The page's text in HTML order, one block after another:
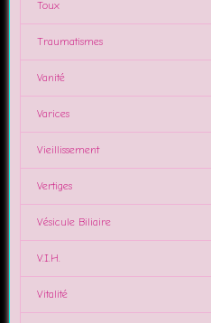
Toux
Traumatismes
Vanité
Varices
Vieillissement
Vertiges
Vésicule Biliaire
V.I.H.
Vitalité